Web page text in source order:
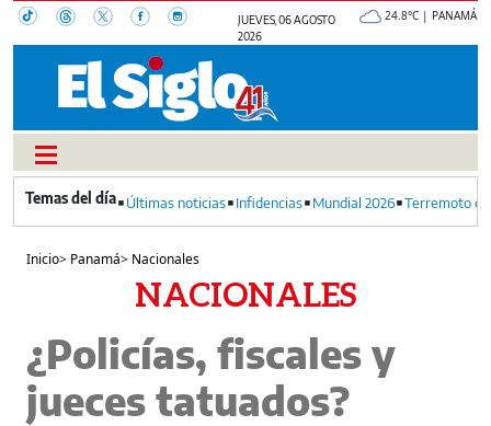
JUEVES, 06 AGOSTO
2026
24.8°C | PANAMÁ
Últimas noticias Infidencias Mundial 2026 Terremoto
Inicio> Panamá> Nacionales
NACIONALES
¿Policías, fiscales y
jueces tatuados?